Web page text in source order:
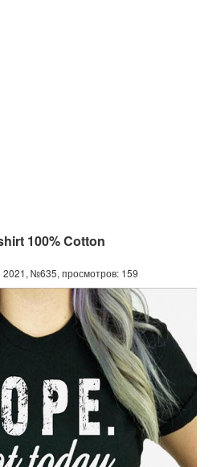
100% Cotton
2021, №635, просмотров: 159